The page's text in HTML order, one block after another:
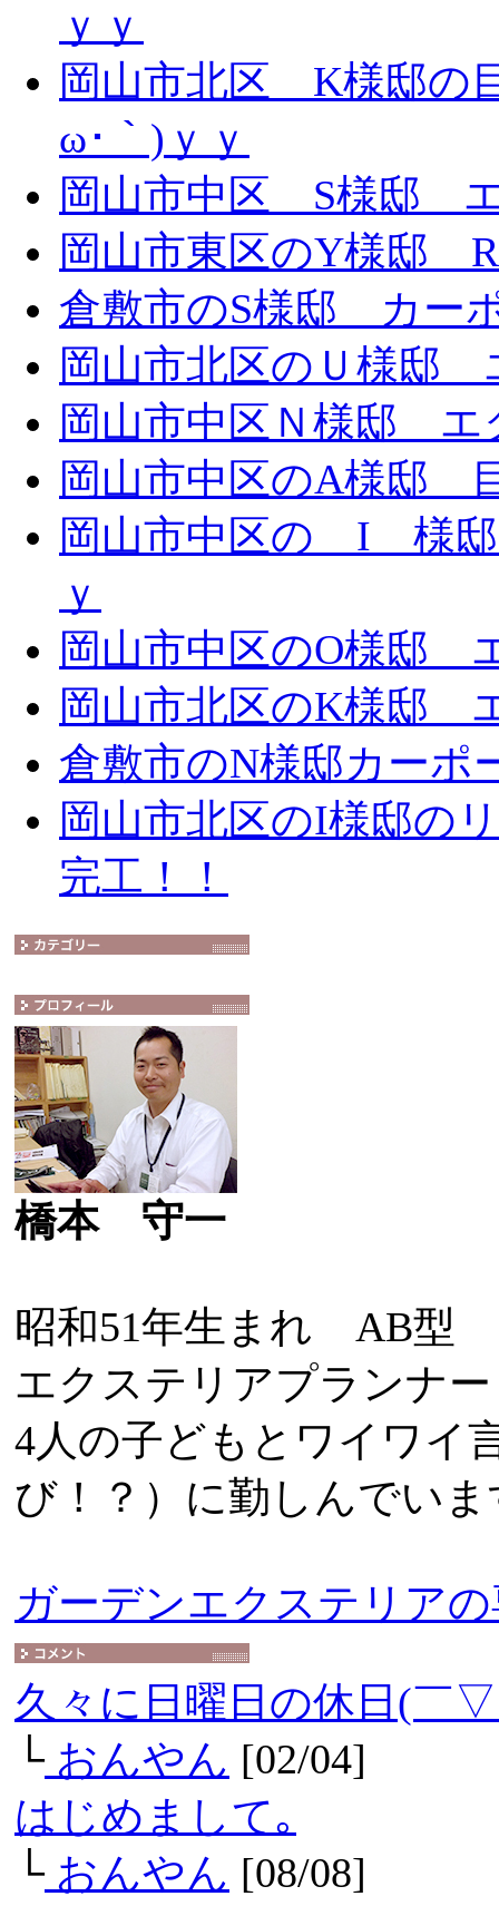
ｙｙ
岡山市北区 K様邸の
ω･｀)ｙｙ
岡山市中区 S様邸 エ
岡山市東区のY様邸
倉敷市のS様邸 カー
岡山市北区のＵ様邸
岡山市中区Ｎ様邸 エ
岡山市中区のA様邸
岡山市中区の I 様
ｙ
岡山市中区のO様邸
岡山市北区のK様邸
倉敷市のN様邸カーポ
岡山市北区のI様邸の
完工！！
橋本 守一
昭和51年生まれ AB型
エクステリアプランナー
4人の子どもとワイワイ
び！？）に勤しんでいま
ガーデンエクステリア
久々に日曜日の休日(￣
└おんやん [02/04]
はじめまして｡
└おんやん [08/08]